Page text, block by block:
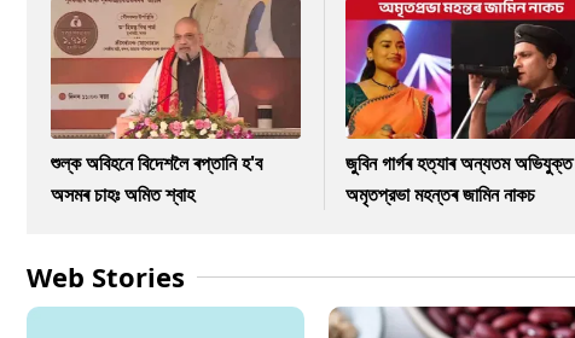
শুল্ক অবিহনে বিদেশলৈ ৰপ্তানি হ'ব
অসমৰ চাহঃ অমিত শ্বাহ
জুবিন গাৰ্গৰ হত্যাৰ অন্যতম অভিযুক্ত
অমৃতপ্রভা মহন্তৰ জামিন নাকচ
Web Stories